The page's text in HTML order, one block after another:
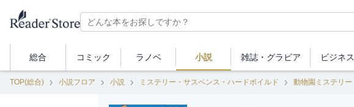
総合 コミック ラノベ 小説 雑誌・ グラビア ビジネス
TOP(総合) 小説フロア 小説 ミステリー・サスペンス・ハードボイルド 動物園ミステリー